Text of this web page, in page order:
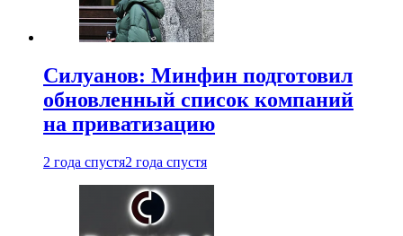
Силуанов: Минфин подготовил
обновленный список компаний
на приватизацию
2 года спустя2 года спустя